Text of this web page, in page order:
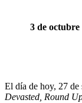
3 de octubre
El día de hoy, 27 de
Devasted, Round